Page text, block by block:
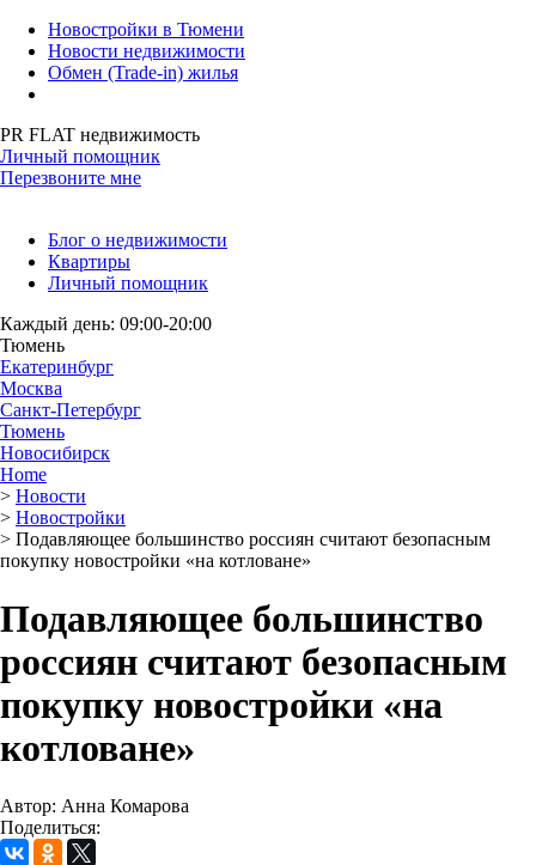
Новостройки в Тюмени
Новости недвижимости
Обмен (Trade-in) жилья
PR FLAT недвижимость
Личный помощник
Перезвоните мне
Блог о недвижимости
Квартиры
Личный помощник
Каждый день: 09:00-20:00
Тюмень
Екатеринбург
Москва
Санкт-Петербург
Тюмень
Новосибирск
Home
> Новости
> Новостройки
> Подавляющее большинство россиян считают безопасным
покупку новостройки «на котловане»
Подавляющее большинство
россиян считают безопасным
покупку новостройки «на
котловане»
Автор: Анна Комарова
Поделиться: